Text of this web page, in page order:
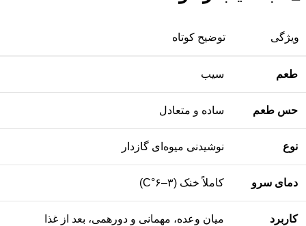
ویژگی توضیح کوتاه
طعم سیب
حس طعم ساده و متعادل
نوع نوشیدنی میوه‌ای گازدار
دمای سرو کاملاً خنک (۳–۶°C)
کاربرد میان وعده، مهمانی و دورهمی، بعد از غذا